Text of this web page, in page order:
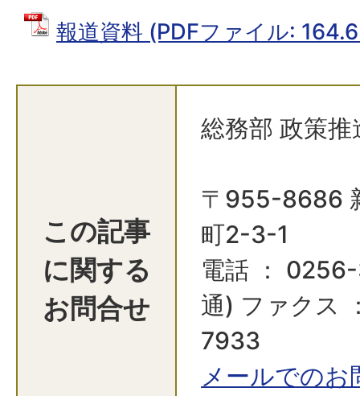
報道資料 (PDFファイル:
この記事
に関する
お問合せ
総務部 政策
〒955-8686
町2-3-1
電話 ：
通) ファクス
7933
メールでの